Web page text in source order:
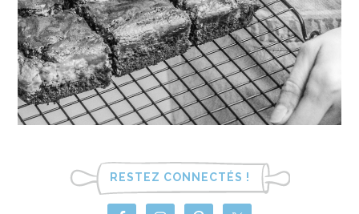
RESTEZ CONNECTÉS !